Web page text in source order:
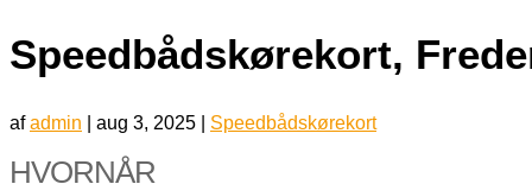
Speedbådskørekort,
afadmin aug 3, 2025 Speedbådskørekort
HVORNÅR